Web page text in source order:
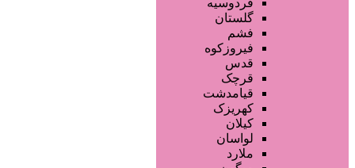
فردوسیه
گلستان
فشم
فیروزکوه
قدس
قرچک
قیامدشت
کهریزک
کیلان
لواسان
ملارد
صفحه اصلی
آگهی انبوه
طراحی سایت
صفحه اختصاصی